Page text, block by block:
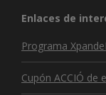
Enlaces de
Programa
Cupón ACCIÓ de